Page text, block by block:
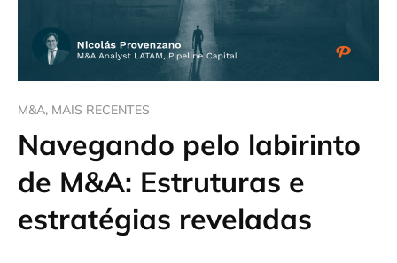
M&A, MAIS RECENTES
Navegando pelo labirinto
de M&A: Estruturas e
estratégias reveladas